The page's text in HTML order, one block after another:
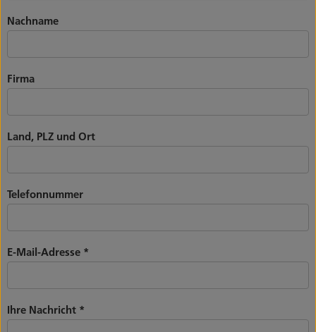
Nachname
Firma
Land, PLZ und Ort
Telefonnummer
E-Mail-Adresse *
Ihre Nachricht *